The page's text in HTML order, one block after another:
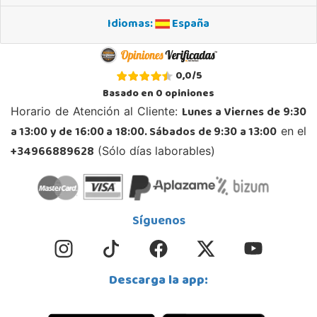
STOCK DISPONIBLE
Juguetilandia Ciudad Real
Parque Comercial Puerta del Ave local 5 (Avenida de la ciencia nº9)
13005, Ciudad Real
926 230 093
Localizar Tienda
Juguetilandia Córdoba
C/ INGENIERO JUAN DE LA CIERVA 1 Polígono Industrial La Torrecilla
Idiomas:
España
0,0/5
Basado en0opiniones
Horario de Atención al Cliente: Lunes a Viernes de 9:30
a 13:00 y de 16:00 a 18:00. Sábados de 9:30 a 13:00 en el
+34966889628 (Sólo días laborables)
Síguenos
Descarga la app: